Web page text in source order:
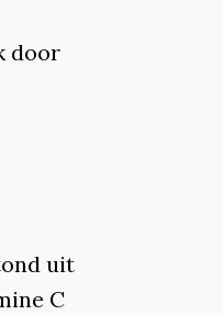
door
uit
C